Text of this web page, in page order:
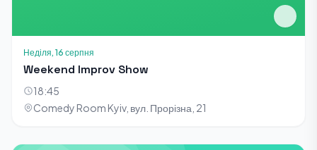
Неділя, 16 серпня
Weekend Improv Show
18:45
Comedy Room Kyiv, вул. Прорізна, 21